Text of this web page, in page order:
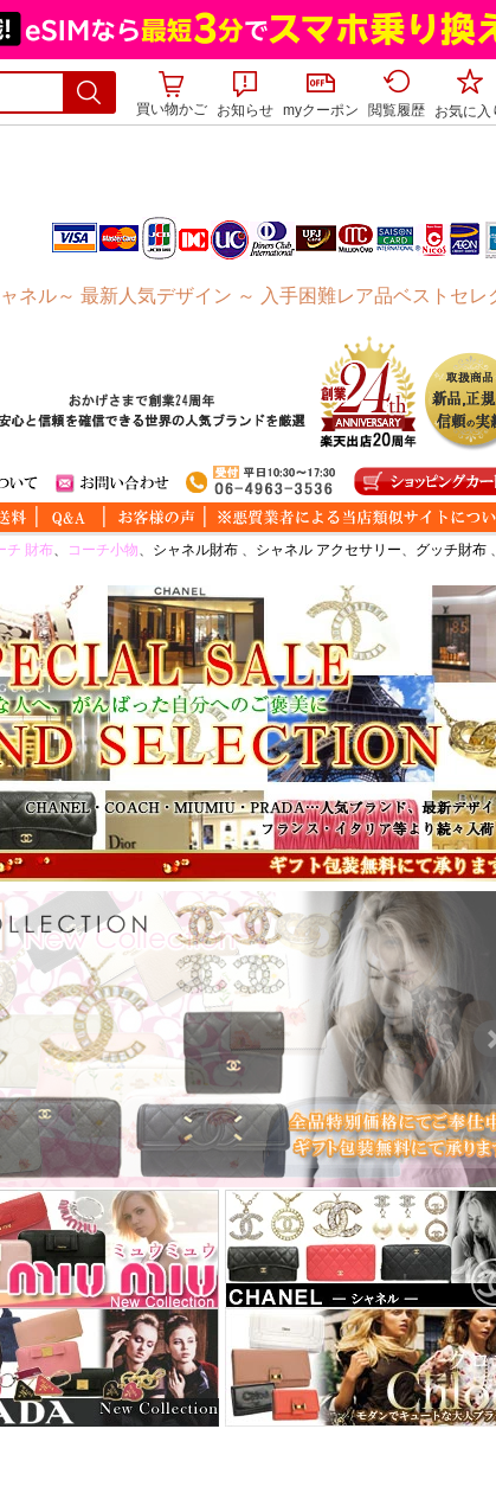
買い物かご
お知らせ myクーポン 閲覧履歴 お気に入
ネル～ 最新人気デザイン ～ 入手困難レア品ベストセレ
チ 財布、 コーチ小物、 シャネル財布 、 シャネル アクセサリー、 グッチ財布 、